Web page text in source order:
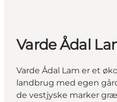
Varde Ådal
Varde Ådal Lam er et
landbrug med egen
de vestjyske marker